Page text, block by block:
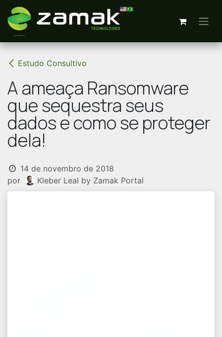
Pular para o conteúdo
Estudo Consultivo
A ameaça Ransomware
que sequestra seus
dados e como se proteger
dela!
14 de novembro de 2018
por
Kleber Leal by Zamak Portal